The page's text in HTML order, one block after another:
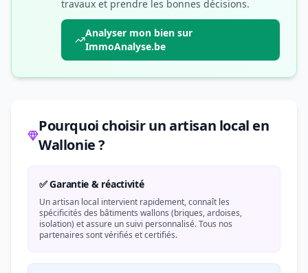
travaux et prendre les bonnes décisions.
Analyser mon bien sur
ImmoAnalyse.be
Pourquoi choisir un artisan local en
Wallonie ?
✅ Garantie & réactivité
Un artisan local intervient rapidement, connaît les
spécificités des bâtiments wallons (briques, ardoises,
isolation) et assure un suivi personnalisé. Tous nos
partenaires sont vérifiés et certifiés.